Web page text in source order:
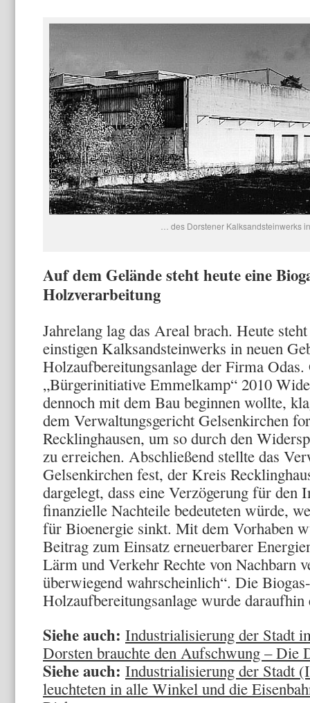
… des Dorstener Kalksandsteinwerks
Auf dem Gelände steht heute eine
Holzverarbeitung
Jahrelang lag das Areal brach. Heute
einstigen Kalksandsteinwerks in neuen
Holzaufbereitungsanlage der Firma Odas.
„Bürgerinitiative Emmelkamp“ 2010
dennoch mit dem Bau beginnen wollte,
dem Verwaltungsgericht Gelsenkirchen
Recklinghausen, um so durch den
zu erreichen. Abschließend stellte das
Gelsenkirchen fest, der Kreis
dargelegt, dass eine Verzögerung für den
finanzielle Nachteile bedeuteten würde,
für Bioenergie sinkt. Mit dem Vorhaben
Beitrag zum Einsatz erneuerbarer
Lärm und Verkehr Rechte von Nachbarn
überwiegend wahrscheinlich“. Die
Holzaufbereitungsanlage wurde
Siehe auch: Industrialisierung der Stadt
Dorsten brauchte den Aufschwung – Die
Siehe auch: Industrialisierung der Stadt
leuchteten in alle Winkel und die